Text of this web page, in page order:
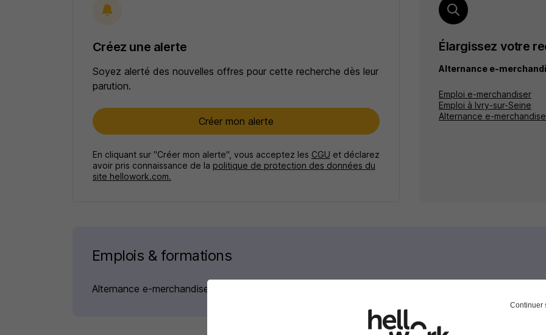
Créez une alerte
Soyez alerté des nouvelles offres pour cette recherche dès leur
parution.
Créer mon alerte
En cliquant sur "Créer mon alerte", vous acceptez les CGU et déclarez
avoir pris connaissance de la politique de protection des données du
site hellowork.com.
Élargissez votre
Alternance e-
Emploi e-merchandiser
Emploi à Ivry-sur-Seine
Alternance e-
Emplois & formations
Alternance e-merchandiser
Continuer